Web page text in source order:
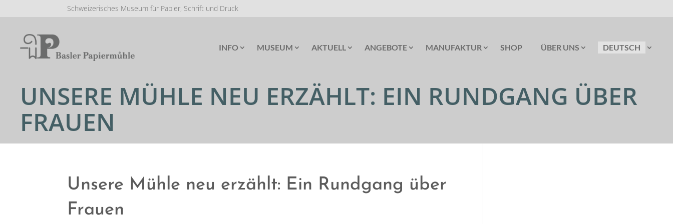
Schweizerisches Museum für Papier, Schrift und Druck
INFO MUSEUM AKTUELL ANGEBOTE MANUFAKTUR SHOP ÜBER UNS DEUTSCH
UNSERE MÜHLE NEU ERZÄHLT: EIN RUNDGANG ÜBER
FRAUEN
Unsere Mühle neu erzählt: Ein Rundgang über
Frauen